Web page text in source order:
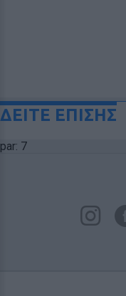
ΔΕΙΤΕ ΕΠΙΣΗΣ
par: 7